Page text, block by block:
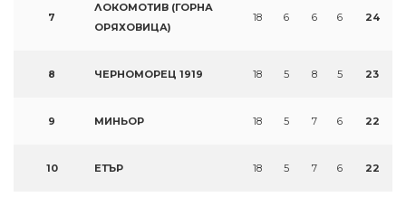
7
ЛОКОМОТИВ (ГОРНА
ОРЯХОВИЦА)
18 6 6 6 24
8 ЧЕРНОМОРЕЦ 1919 18 5 8 5 23
9 МИНЬОР 18 5 7 6 22
10 ЕТЪР 18 5 7 6 22